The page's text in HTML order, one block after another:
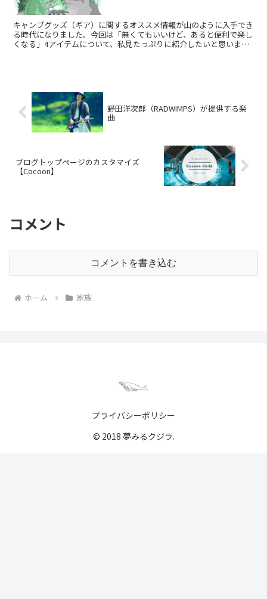
キャンプグッズ（ギア）に関するオススメ情報が山のように入手でき
る時代になりました。今回は「無くてもいいけど、あると便利で楽し
くなる」4アイテムについて、私見たっぷりに紹介したいと思いま
野田洋次郎（RADWIMPS）が提供する楽
曲
ブログトップページのカスタマイズ
【Cocoon】
コメント
コメントを書き込む
ホーム 家族
プライバシーポリシー
© 2018 夢みるクジラ.